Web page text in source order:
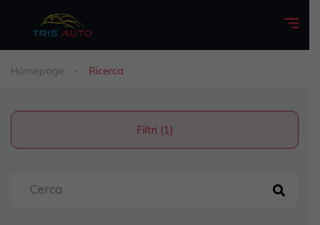
Homepage Ricerca
Filtri (1)